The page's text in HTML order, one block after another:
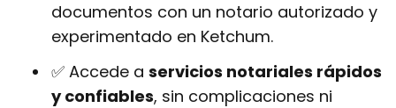
documentos con un notario autorizado y
experimentado en Ketchum.
✅ Accede a servicios notariales rápidos
y confiables, sin complicaciones ni